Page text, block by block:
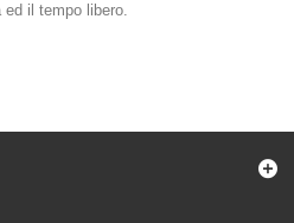
ed il tempo libero.